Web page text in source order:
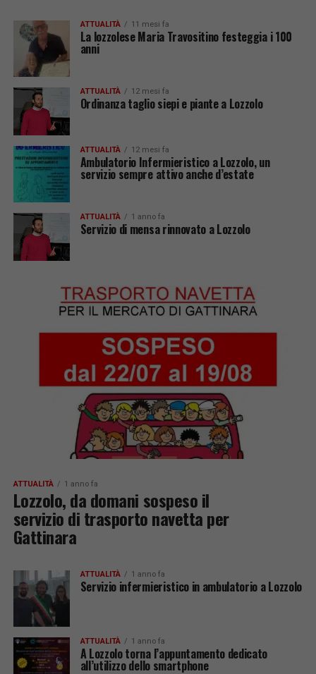
ATTUALITÀ 11 mesi fa
La lozzolese Maria Travositino festeggia i 100
anni
ATTUALITÀ 12 mesi fa
Ordinanza taglio siepi e piante a Lozzolo
ATTUALITÀ 12 mesi fa
Ambulatorio Infermieristico a Lozzolo, un
servizio sempre attivo anche d’estate
ATTUALITÀ 1 anno fa
Servizio di mensa rinnovato a Lozzolo
ATTUALITÀ 1 anno fa
Lozzolo, da domani sospeso il
servizio di trasporto navetta per
Gattinara
ATTUALITÀ 1 anno fa
Servizio infermieristico in ambulatorio a Lozzolo
ATTUALITÀ 1 anno fa
A Lozzolo torna l’appuntamento dedicato
all’utilizzo dello smartphone